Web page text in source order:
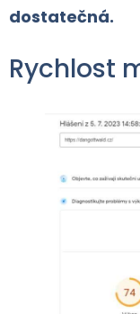
dostatečná.
Rychlost